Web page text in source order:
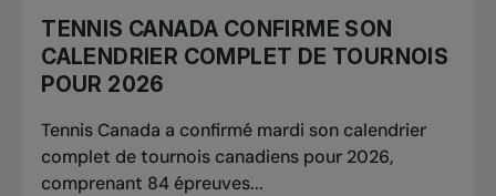
TENNIS CANADA CONFIRME SON
CALENDRIER COMPLET DE TOURNOIS
POUR 2026
Tennis Canada a confirmé mardi son calendrier
complet de tournois canadiens pour 2026,
comprenant 84 épreuves...